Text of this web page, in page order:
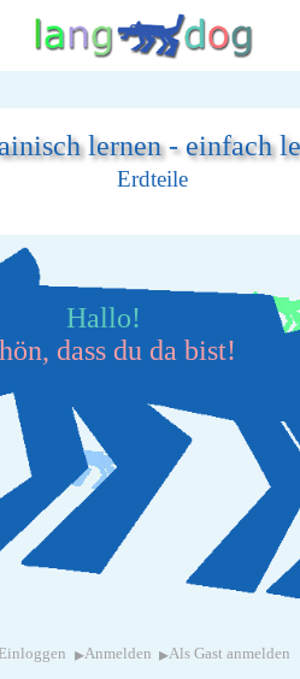
lernen - einfach
Erdteile
Hallo!
dass du da bist!
Einloggen ▸Anmelden ▸Als Gast anmelden